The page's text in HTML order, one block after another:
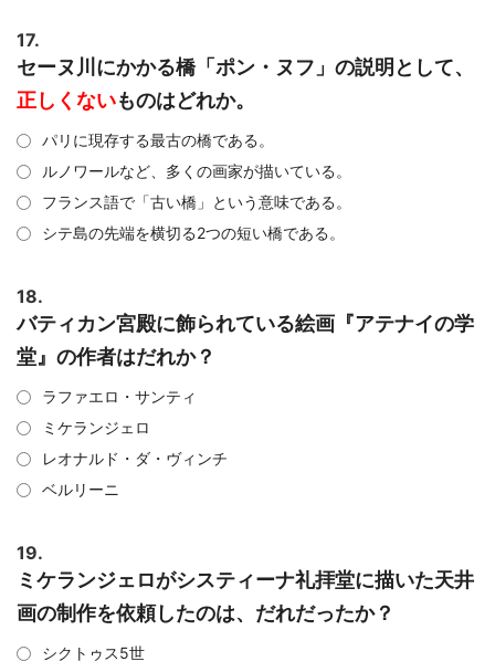
17.
セーヌ川にかかる橋「ポン・ヌフ」の説明として、
正しくないものはどれか。
パリに現存する最古の橋である。
ルノワールなど、多くの画家が描いている。
フランス語で「古い橋」という意味である。
シテ島の先端を横切る2つの短い橋である。
18.
バティカン宮殿に飾られている絵画『アテナイの学
堂』の作者はだれか？
ラファエロ・サンティ
ミケランジェロ
レオナルド・ダ・ヴィンチ
ベルリーニ
19.
ミケランジェロがシスティーナ礼拝堂に描いた天井
画の制作を依頼したのは、だれだったか？
シクトゥス5世